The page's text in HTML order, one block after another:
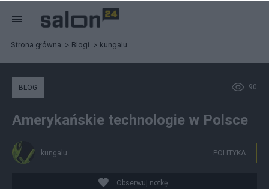
Strona główna Blogi kungalu
90
BLOG
Amerykańskie technologie w Polsce
kungalu POLITYKA
Obserwuj notkę